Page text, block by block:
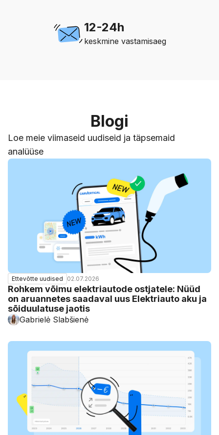
12-24h
keskmine vastamisaeg
Blogi
Loe meie viimaseid uudiseid ja täpsemaid
analüüse
Ettevõtte uudised 02.07.2026
Rohkem võimu elektriautode ostjatele: Nüüd
on aruannetes saadaval uus Elektriauto aku ja
sõiduulatuse jaotis
Gabrielė Slabšienė